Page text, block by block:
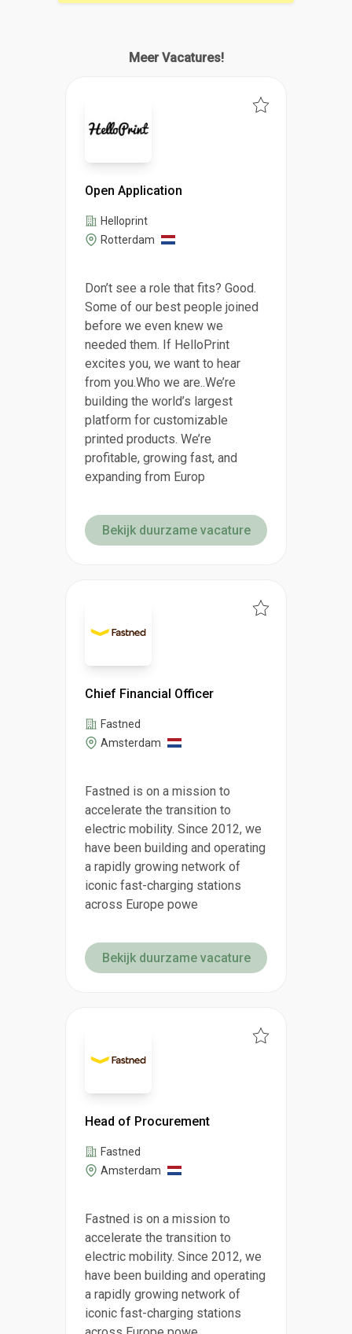
Meer Vacatures!
Open Application
Helloprint
Rotterdam
Don’t see a role that fits? Good.
Some of our best people joined
before we even knew we
needed them. If HelloPrint
excites you, we want to hear
from you.Who we are..We’re
building the world’s largest
platform for customizable
printed products. We’re
profitable, growing fast, and
expanding from Europ
Bekijk duurzame vacature
Chief Financial Officer
Fastned
Amsterdam
Fastned is on a mission to
accelerate the transition to
electric mobility. Since 2012, we
have been building and operating
a rapidly growing network of
iconic fast-charging stations
across Europe powe
Bekijk duurzame vacature
Head of Procurement
Fastned
Amsterdam
Fastned is on a mission to
accelerate the transition to
electric mobility. Since 2012, we
have been building and operating
a rapidly growing network of
iconic fast-charging stations